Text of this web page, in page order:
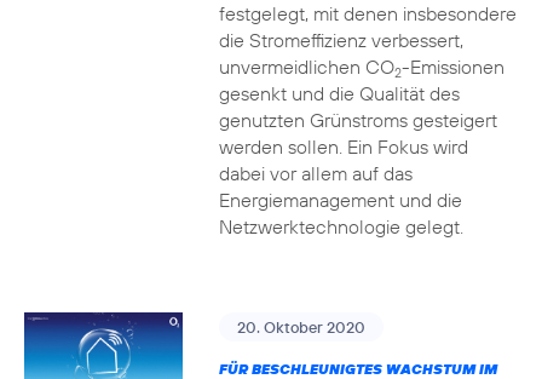
festgelegt, mit denen insbesondere
die Stromeffizienz verbessert,
unvermeidlichen CO2-Emissionen
gesenkt und die Qualität des
genutzten Grünstroms gesteigert
werden sollen. Ein Fokus wird
dabei vor allem auf das
Energiemanagement und die
Netzwerktechnologie gelegt.
20. Oktober 2020
FÜR BESCHLEUNIGTES WACHSTUM IM